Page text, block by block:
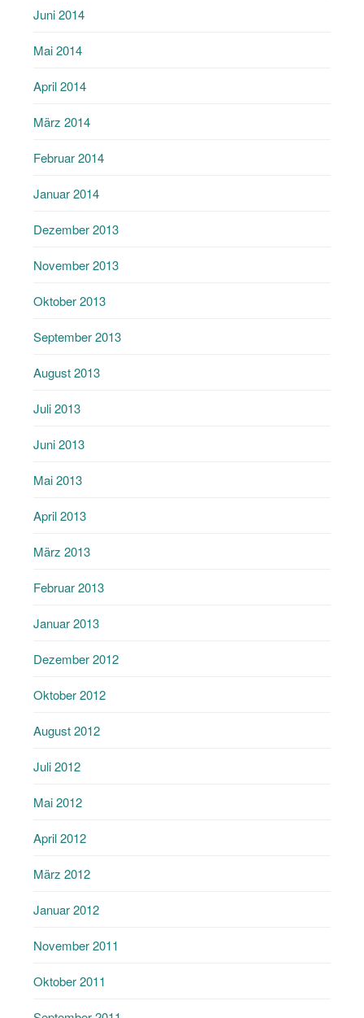
Juni 2014
Mai 2014
April 2014
März 2014
Februar 2014
Januar 2014
Dezember 2013
November 2013
Oktober 2013
September 2013
August 2013
Juli 2013
Juni 2013
Mai 2013
April 2013
März 2013
Februar 2013
Januar 2013
Dezember 2012
Oktober 2012
August 2012
Juli 2012
Mai 2012
April 2012
März 2012
Januar 2012
November 2011
Oktober 2011